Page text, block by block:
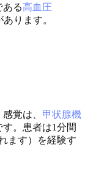
ある高血圧
ります。
覚は、 甲状腺機
す。患者は1分間
ます）を経験す